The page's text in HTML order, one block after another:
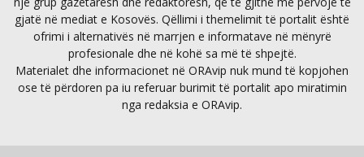
gjatë në mediat e Kosovës. Qëllimi i themelimit të portalit është
ofrimi i alternativës në marrjen e informatave në mënyrë
profesionale dhe në kohë sa më të shpejtë.
Materialet dhe informacionet në ORAvip nuk mund të kopjohen
ose të përdoren pa iu referuar burimit të portalit apo miratimin
nga redaksia e ORAvip.